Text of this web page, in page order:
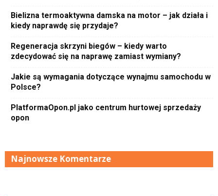
Bielizna termoaktywna damska na motor – jak działa i
kiedy naprawdę się przydaje?
Regeneracja skrzyni biegów – kiedy warto
zdecydować się na naprawę zamiast wymiany?
Jakie są wymagania dotyczące wynajmu samochodu w
Polsce?
PlatformaOpon.pl jako centrum hurtowej sprzedaży
opon
Najnowsze Komentarze